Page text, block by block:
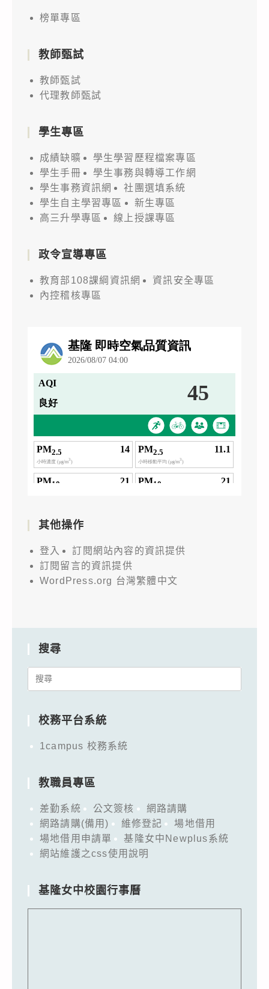
榜單專區
教師甄試
教師甄試
代理教師甄試
學生專區
成績缺曠
學生學習歷程檔案專區
學生手冊
學生事務與轉導工作網
學生事務資訊網
社團選填系統
學生自主學習專區
新生專區
高三升學專區
線上授課專區
政令宣導專區
教育部108課綱資訊網
資訊安全專區
內控稽核專區
其他操作
登入
訂閱網站內容的資訊提供
訂閱留言的資訊提供
WordPress.org 台灣繁體中文
搜尋
Search
校務平台系統
1campus 校務系統
教職員專區
差勤系統 公文簽核
網路請購
網路請購(備用)
維修登記
場地借用
場地借用申請單
基隆女中Newplus系統
網站維護之css使用說明
基隆女中校園行事曆